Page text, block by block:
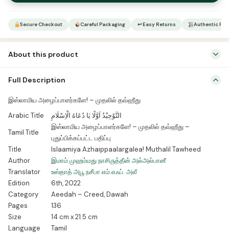
முதலில்
பதிப்பு
Secure Checkout Careful Packaging ↩ Easy Returns Authentic
About this product
இயக்கங்களும் இஸ்லாமிய அழைப்பின் உயிரோட்டத்தை அறிய விரும்பும்
செயல்வீரா்களும் உடனே படிக்க வேண்டிய நூல்.
Full Description
இஸ்லாமிய அழைப்பாளர்களே! – முதலில் தவ்ஹீது
Arabic Title
التَّوْحِيْدُ اَوَّلًا يَا دُعَاةَ الْاِسْلَامِ
Tamil Title
இஸ்லாமிய அழைப்பாளர்களே! – முதலில் தவ்ஹீது –
புதுப்பிக்கப்பட்ட பதிப்பு
Title
Islaamiya Azhaippaalargalea! Muthalil Tawheed
Author
இமாம் முஹம்மது நாசிருத்தீன் அல்அல்பானீ
Translator
உஸ்தாத் அபூ நசீபா எம்.எஃப். அலீ
Edition
6th, 2022
Category
Aeedah – Creed, Dawah
Pages
136
Size
14 cm x 21.5 cm
Language
Tamil